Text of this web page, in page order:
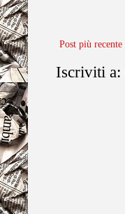
Post più recente
Iscriviti a: